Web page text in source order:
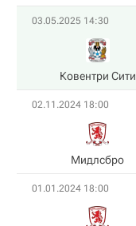
03.05.2025 14:30
Ковентри Сити
02.11.2024 18:00
Мидлсбро
01.01.2024 18:00